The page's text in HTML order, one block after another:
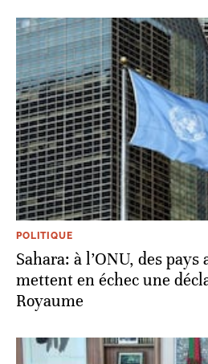
POLITIQUE
Sahara: à l’ONU, des
mettent en échec une
Royaume